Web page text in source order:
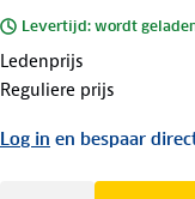
Levertijd: wordt
Ledenprijs
Reguliere prijs
Log in en bespaar